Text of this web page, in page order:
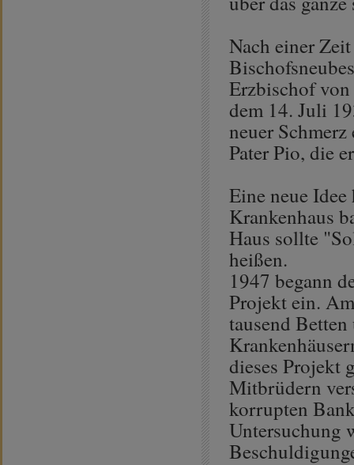
Nach einer
Erzbischof von
dem 14. Juli
neuer
Pater Pio, die
Eine neue
Krankenhaus
Haus sollte
heißen.
1947 begann
Projekt ein.
tausend
dieses Projekt
Mitbrüdern
korrupten
Untersuchung